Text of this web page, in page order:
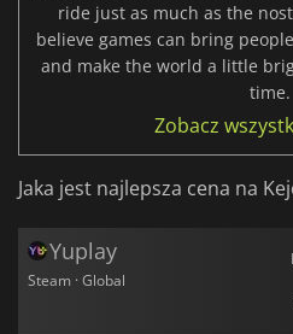
ride just as much as the
believe games can bring
and make the world a little
time.
Zobacz
Jaka jest najlepsza cena na
Yuplay
Steam · Global